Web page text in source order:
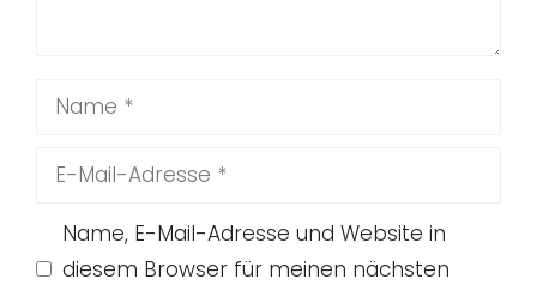
Name
E-
Adresse
Name, E-Mail-Adresse und Website in
diesem Browser für meinen nächsten